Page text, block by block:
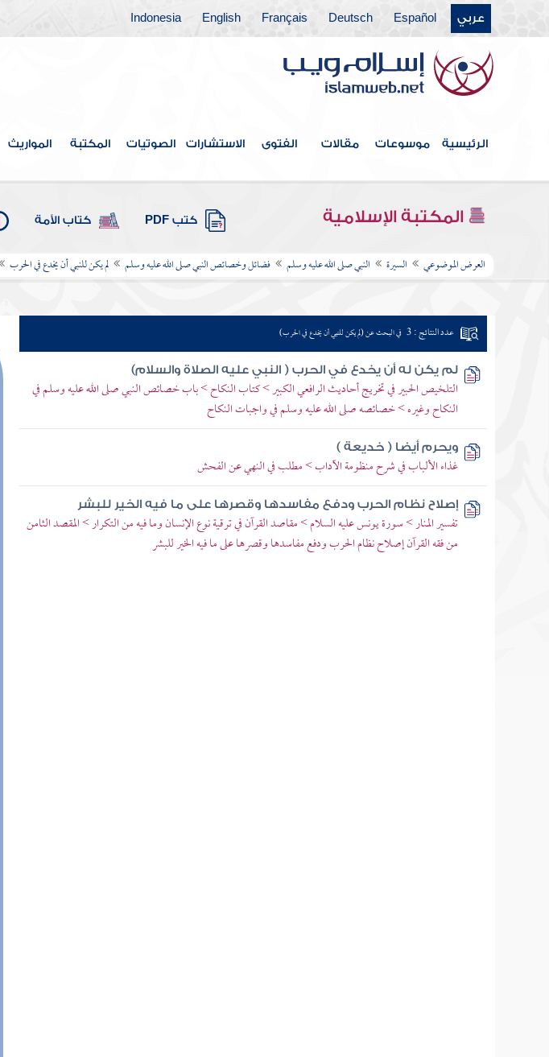
عربي Español
Deutsch
Français
English
Indonesia
الرئيسية موسوعات مقالات الفتوى الاستشارات الصوتيات المكتبة المواريث
المكتبة الإسلامية كتب PDF كتاب الأمة
العرض الموضوعي السيرة النبي صلى الله عليه وسلم فضائل وخصائص النبي صلى الله عليه وسلم لم يكن للنبي أن يخدع في الحرب
عدد النتائج : 3 في البحث عن (لم يكن للنبي أن يخدع في الحرب)
لم يكن له أن يخدع في الحرب ( النبي عليه الصلاة والسلام)
التلخيص الحبير في تخريج أحاديث الرافعي الكبير > كتاب النكاح > باب خصائص النبي صلى الله عليه وسلم في
النكاح وغيره > خصائصه صلى الله عليه وسلم في واجبات النكاح
ويحرم أيضا ( خديعة )
غذاء الألباب في شرح منظومة الآداب > مطلب في النهي عن الفحش
إصلاح نظام الحرب ودفع مفاسدها وقصرها على ما فيه الخير للبشر
تفسير المنار > سورة يونس عليه السلام > مقاصد القرآن في ترقية نوع الإنسان وما فيه من التكرار > المقصد الثامن
من فقه القرآن إصلاح نظام الحرب ودفع مفاسدها وقصرها على ما فيه الخير للبشر